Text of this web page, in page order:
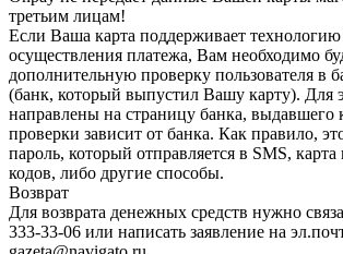
третьим лицам!
Если Ваша карта поддерживает технологию
осуществления платежа, Вам необходимо
дополнительную проверку пользователя в
(банк, который выпустил Вашу карту). Для
направлены на страницу банка, выдавшего
проверки зависит от банка. Как правило,
пароль, который отправляется в SMS,
кодов, либо другие способы.
Возврат
Для возврата денежных средств нужно
333-33-06 или написать заявление на